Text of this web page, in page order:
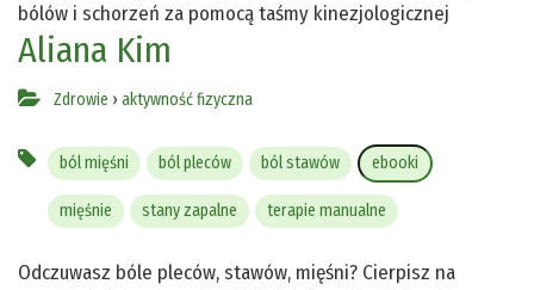
bólów i schorzeń za pomocą taśmy kinezjologicznej
Aliana Kim
Zdrowie › aktywność fizyczna
ból mięśni ból pleców ból stawów ebooki
mięśnie stany zapalne terapie manualne
Odczuwasz bóle pleców, stawów, mięśni? Cierpisz na